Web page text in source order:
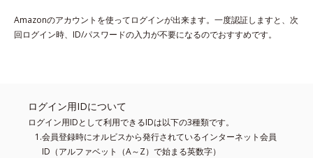
Amazonのアカウントを使ってログインが出来ます。一度認証しますと、次
回ログイン時、ID/パスワードの入力が不要になるのでおすすめです。
ログイン用IDについて
ログイン用IDとして利用できるIDは以下の3種類です。
会員登録時にオルビスから発行されているインターネット会員
ID（アルファベット（A～Z）で始まる英数字）